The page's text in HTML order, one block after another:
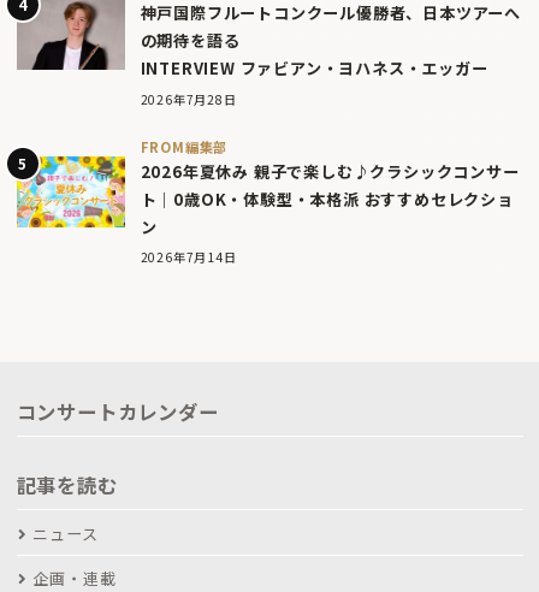
神戸国際フルートコンクール優勝者、日本ツアーへ
の期待を語る
INTERVIEW ファビアン・ヨハネス・エッガー
2026年7月28日
FROM編集部
2026年夏休み 親子で楽しむ♪クラシックコンサー
ト｜0歳OK・体験型・本格派 おすすめセレクショ
ン
2026年7月14日
コンサートカレンダー
記事を読む
ニュース
企画・連載